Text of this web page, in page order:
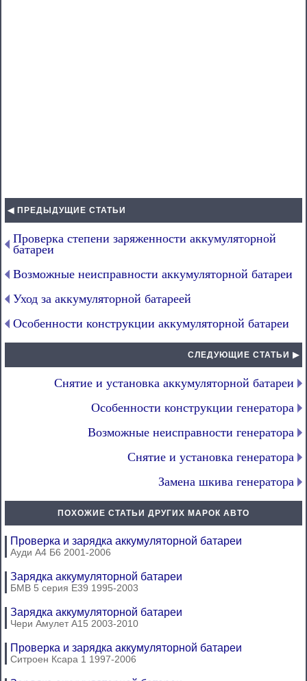
◀ ПРЕДЫДУЩИЕ СТАТЬИ
Проверка степени заряженности аккумуляторной
батареи
Возможные неисправности аккумуляторной батареи
Уход за аккумуляторной батареей
Особенности конструкции аккумуляторной батареи
СЛЕДУЮЩИЕ СТАТЬИ ▶
Снятие и установка аккумуляторной батареи
Особенности конструкции генератора
Возможные неисправности генератора
Снятие и установка генератора
Замена шкива генератора
ПОХОЖИЕ СТАТЬИ ДРУГИХ МАРОК АВТО
Проверка и зарядка аккумуляторной батареи
Ауди А4 Б6 2001-2006
Зарядка аккумуляторной батареи
БМВ 5 серия Е39 1995-2003
Зарядка аккумуляторной батареи
Чери Амулет А15 2003-2010
Проверка и зарядка аккумуляторной батареи
Ситроен Ксара 1 1997-2006